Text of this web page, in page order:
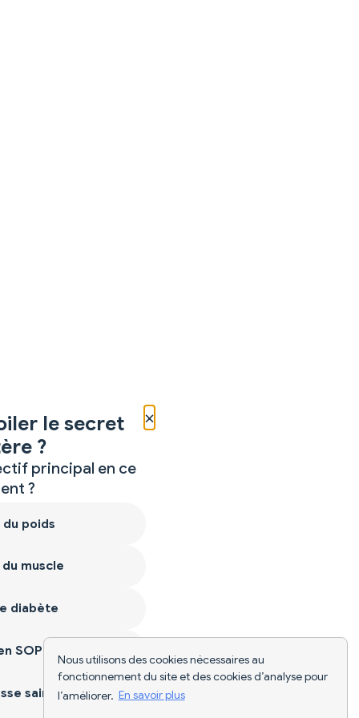
Nous utilisons des cookies nécessaires au
fonctionnement du site et des cookies d’analyse pour
l’améliorer. En savoir plus
×
le secret
?
principal en ce
?
poids
muscle
diabète
SOPK
saine